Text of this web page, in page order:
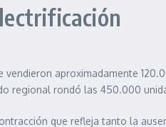
aproximadamente
regional rondó las 450.000
que refleja tanto la